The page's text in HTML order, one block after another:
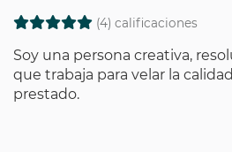
(4) calificaciones
Soy una persona creativa,
que trabaja para velar la
prestado.